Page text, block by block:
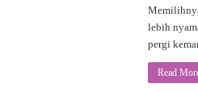
lebih
pergi
Read